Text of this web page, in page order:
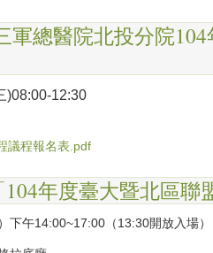
軍總醫院北投分院
)08:00-12:30
議程報名表.pdf
104年度臺大暨北區
下午14:00~17:00（13:30開放入場）